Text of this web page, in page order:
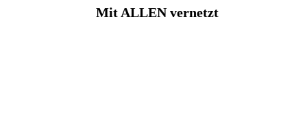
Mit ALLEN vernetzt